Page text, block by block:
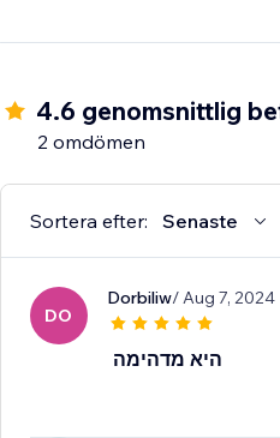
4.6 genomsnittlig
2 omdömen
Sortera efter: Senaste
DO
Dorbiliw/ Aug 7, 2024
היא מדהימה